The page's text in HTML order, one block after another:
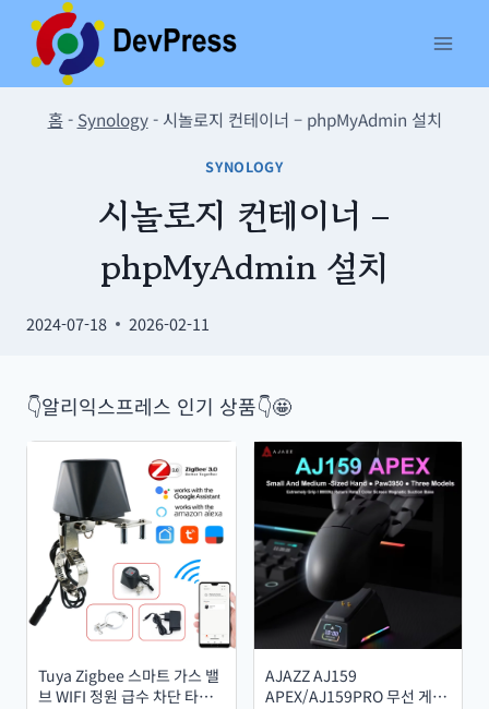
Skip
content
홈- Synology- 시놀로지 컨테이너 – phpMyAdmin 설치
SYNOLOGY
시놀로지 컨테이너 –
phpMyAdmin 설치
2024-07-18 2026-02-11
👇알리익스프레스 인기 상품👇🤩
Tuya Zigbee 스마트 가스 밸
브 WIFI 정원 급수 차단 타이
AJAZZ AJ159
APEX/AJ159PRO 무선 게이